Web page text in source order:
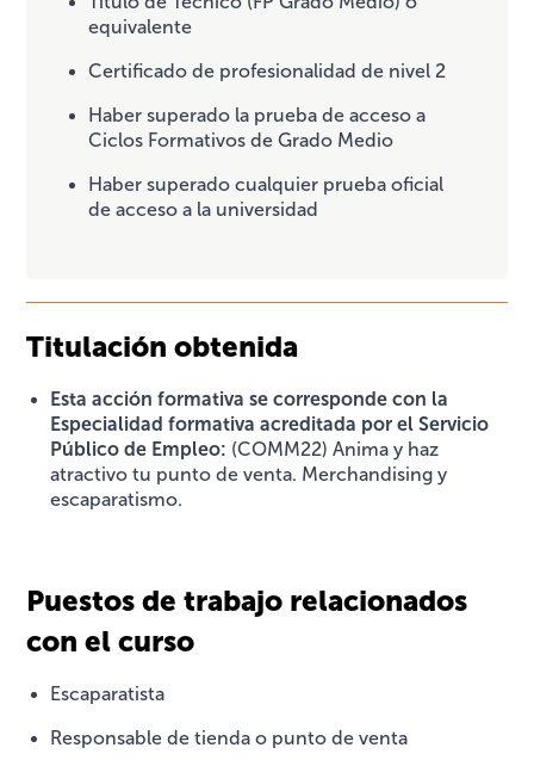
equivalente
Certificado de profesionalidad de nivel 2
Haber superado la prueba de acceso a
Ciclos Formativos de Grado Medio
Haber superado cualquier prueba oficial
de acceso a la universidad
Titulación obtenida
Esta acción formativa se corresponde con la
Especialidad formativa acreditada por el Servicio
Público de Empleo: (COMM22) Anima y haz
atractivo tu punto de venta. Merchandising y
escaparatismo.
Puestos de trabajo relacionados
con el curso
Escaparatista
Responsable de tienda o punto de venta